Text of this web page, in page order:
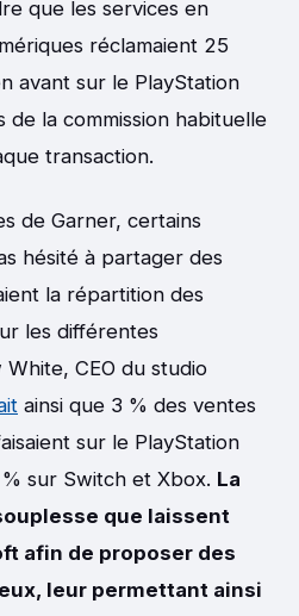
que les services en
réclamaient 25
avant sur le PlayStation
de la commission habituelle
transaction.
de Garner, certains
hésité à partager des
la répartition des
les différentes
CEO du studio
ainsi que 3 % des ventes
sur le PlayStation
sur Switch et Xbox. La
que laissent
afin de proposer des
leur permettant ainsi